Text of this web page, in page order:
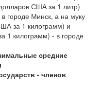
США за 1 литр)
городе Минск, а на муку
за 1 килограмм) и
1 килограмм) - в городе
средние
- членов